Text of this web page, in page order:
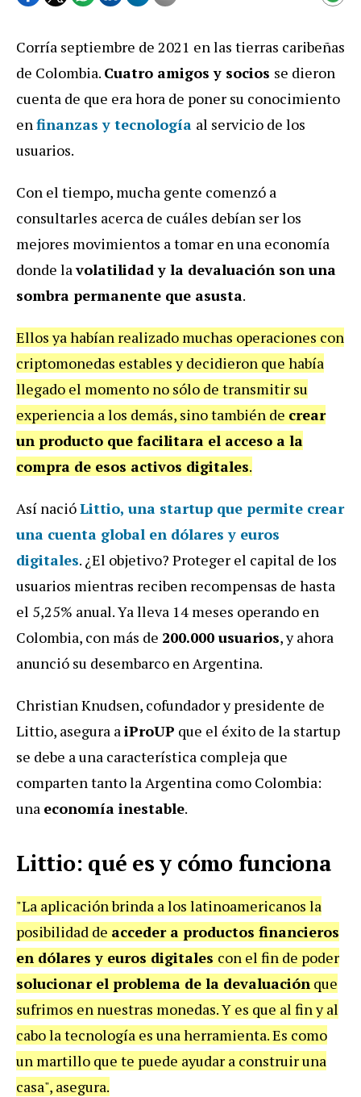
Corría septiembre de 2021 en las tierras caribeñas
de Colombia. Cuatro amigos y socios se dieron
cuenta de que era hora de poner su conocimiento
enfinanzas y tecnología al servicio de los
usuarios.
Con el tiempo, mucha gente comenzó a
consultarles acerca de cuáles debían ser los
mejores movimientos a tomar en una economía
donde lavolatilidad y la devaluación son una
sombra permanente que asusta.
Ellos ya habían realizado muchas operaciones con
criptomonedas estables y decidieron que había
llegado el momento no sólo de transmitir su
experiencia a los demás, sino también de crear
un producto que facilitara el acceso a la
compra de esos activos digitales.
Así nacióLittio, una startup que permite crear
una cuenta global en dólares y euros
digitales. ¿El objetivo? Proteger el capital de los
usuarios mientras reciben recompensas de hasta
el 5,25% anual. Ya lleva 14 meses operando en
Colombia, con más de 200.000 usuarios, y ahora
anunció su desembarco en Argentina.
Christian Knudsen, cofundador y presidente de
Littio, asegura aiProUP que el éxito de la startup
se debe a una característica compleja que
comparten tanto la Argentina como Colombia:
una economía inestable.
Littio: qué es y cómo funciona
"La aplicación brinda a los latinoamericanos la
posibilidad de acceder a productos financieros
en dólares y euros digitales con el fin de poder
solucionar el problema de la devaluación que
sufrimos en nuestras monedas. Y es que al fin y al
cabo la tecnología es una herramienta. Es como
un martillo que te puede ayudar a construir una
casa", asegura.